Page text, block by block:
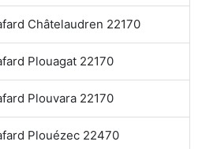
Châtelaudren 22170
Plouagat 22170
Plouvara 22170
Plouézec 22470